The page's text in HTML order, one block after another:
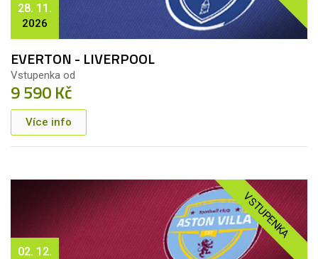
28. 11.
2026
EVERTON - LIVERPOOL
Vstupenka od
9 590 Kč
Více info
VSTUPENKA
02. 12.